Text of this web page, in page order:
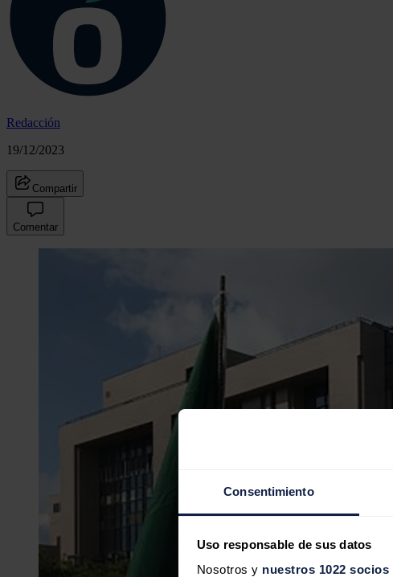
Consentimiento
Uso responsable de sus datos
Nosotros y nuestros 1022 socios
Redacción
19/12/2023
Compartir
Comentar